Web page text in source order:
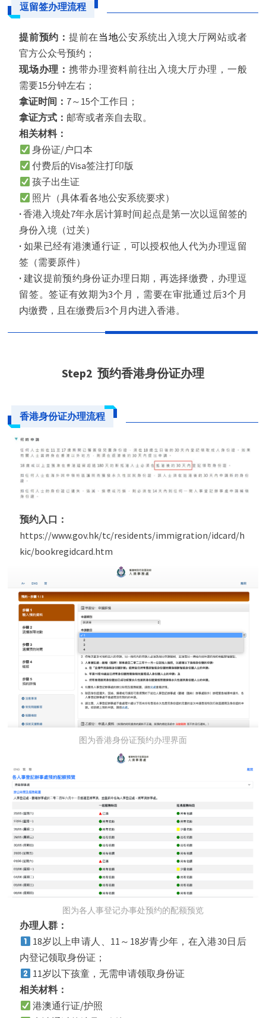
逗留签办理流程
提前预约： 提前在当地公安系统出入境大厅网站或者
官方公众号预约；
现场办理： 携带办理资料前往出入境大厅办理，一般
需要15分钟左右；
拿证时间： 7～15个工作日；
拿证方式： 邮寄或者亲自去取。
相关材料：
身份证/户口本
付费后的Visa签注打印版
孩子出生证
照片（具体看各地公安系统要求）
·香港入境处7年永居计算时间起点是第一次以逗留签的
身份入境（过关）
· 如果已经有港澳通行证，可以授权他人代为办理逗留
签（需要原件）
· 建议提前预约身份证办理日期，再选择缴费，办理逗
留签。签证有效期为3个月，需要在审批通过后3个月
内缴费，且在缴费后3个月内进入香港。
Step2 预约香港身份证办理
香港身份证办理流程
预约入口：
https://www.gov.hk/tc/residents/immigration/idcard/h
kic/bookregidcard.htm
图为香港身份证预约办理界面
图为各人事登记办事处预约的配额预览
办理人群：
18岁以上申请人、11～18岁青少年，在入港30日后
内登记领取身份证；
11岁以下孩童，无需申请领取身份证
相关材料：
港澳通行证/护照